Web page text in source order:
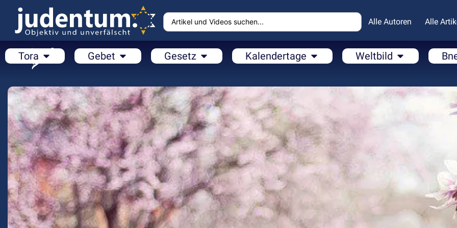
Alle Autoren Alle
Tora Gebet Gesetz Kalendertage Weltbild